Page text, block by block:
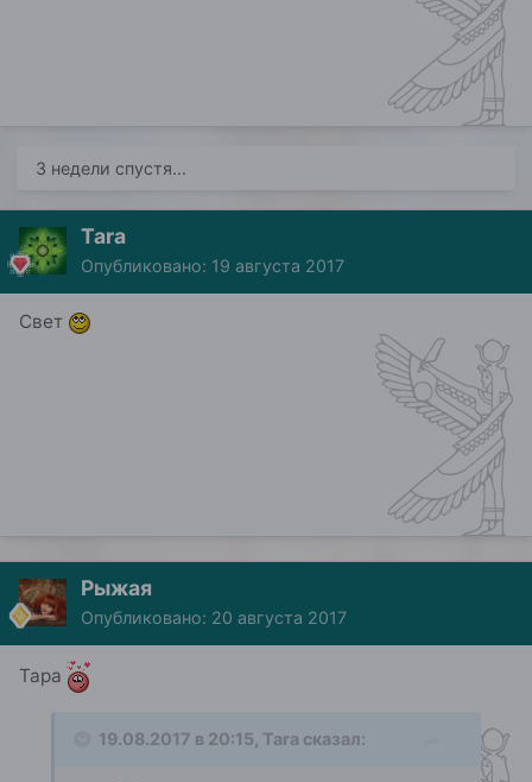
3 недели спустя...
Tara
Опубликовано: 19 августа 2017
Свет
Рыжая
Опубликовано: 20 августа 2017
Тара
19.08.2017 в 20:15, Tara сказал: